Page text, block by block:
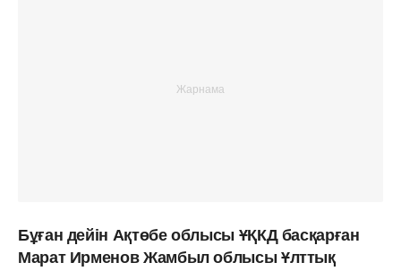
Бұған дейін Ақтөбе облысы ҰҚКД басқарған
Марат Ирменов Жамбыл облысы Ұлттық